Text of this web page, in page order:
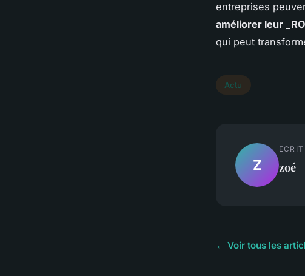
entreprises
améliorer leur
qui peut
Actu
Z
ECRIT
zoé
← Voir tous les